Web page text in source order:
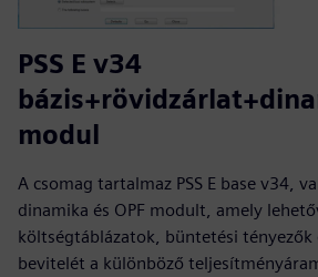
PSS E v34
modul
A csomag tartalmaz PSS E base v34,
dinamika és OPF modult, amely
költségtáblázatok, büntetési tényezők
bevitelét a különböző